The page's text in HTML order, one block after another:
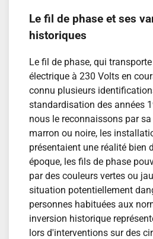
Le fil de phase et ses
historiques
Le fil de phase, qui
électrique à 230 Volts en
connu plusieurs
standardisation des années
nous le reconnaissons par
marron ou noire, les
présentaient une réalité bien
époque, les fils de phase
par des couleurs vertes ou
situation potentiellement
personnes habituées aux
inversion historique
lors d'interventions sur des